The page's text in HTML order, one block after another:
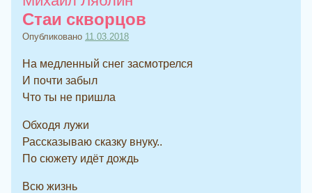
Стаи скворцов
Опубликовано 11.03.2018
На медленный снег засмотрелся
И почти забыл
Что ты не пришла
Обходя лужи
Рассказываю сказку внуку..
По сюжету идёт дождь
Всю жизнь